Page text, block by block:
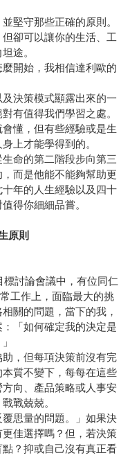
堅守那些正確的原則。
卻可以讓你的生活、工
途。
開始，我相信達利歐的
決策模式顯露出來的一
有值得我們學習之處。
懂，但有些經驗或是生
上才能學得到的。
命的第二階段步向第三
而是他能不能夠幫助更
年的人生經驗以及四十
得你細細品嘗。
原則
討論會議中，有位同仁
工作上，面臨最大的挑
關的問題，當下的我，
「如何確定我的決定是
，但每項決策前沒有完
質不變下，每每在這些
向、產品策略或人事安
戰兢兢。
覆思量的問題。」如果決
佳選擇嗎？但，若決策
？抑或自己沒有真正看